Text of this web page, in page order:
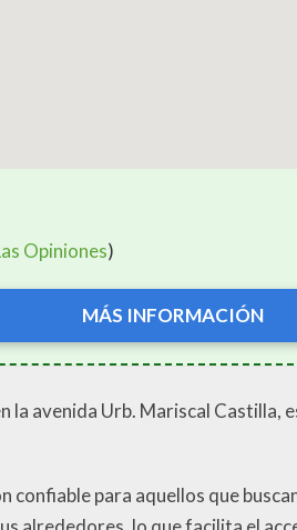
Opiniones)
MÁS INFORMACIÓN
la avenida Urb. Mariscal Castilla,
para aquellos que